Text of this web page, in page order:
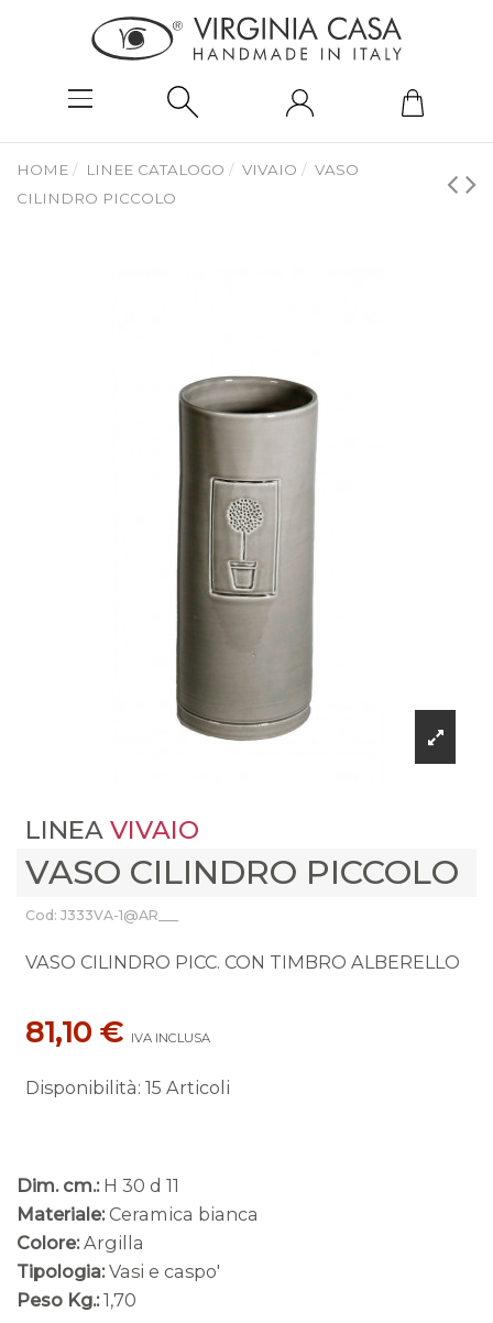
HOME LINEE CATALOGO VIVAIO
VASO
CILINDRO PICCOLO
LINEA VIVAIO
VASO CILINDRO PICCOLO
Cod: J333VA-1@AR___
VASO CILINDRO PICC. CON TIMBRO ALBERELLO
81,10 € IVA INCLUSA
Disponibilità: 15 Articoli
Dim. cm.: H 30 d 11
Materiale: Ceramica bianca
Colore: Argilla
Tipologia: Vasi e caspo'
Peso Kg.: 1,70